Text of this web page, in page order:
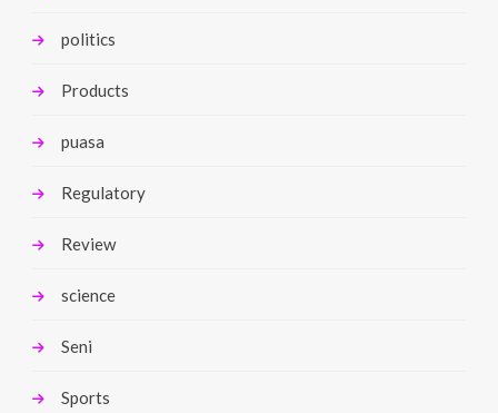
politics
Products
puasa
Regulatory
Review
science
Seni
Sports